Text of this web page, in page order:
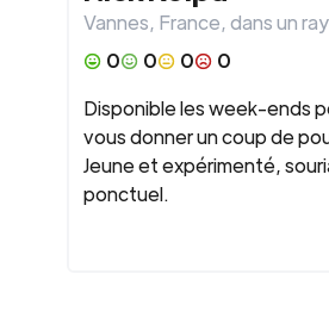
Vannes, France, dans un
0
0 0
0
Disponible les week-ends
vous donner un coup de
Jeune et expérimenté,
ponctuel.